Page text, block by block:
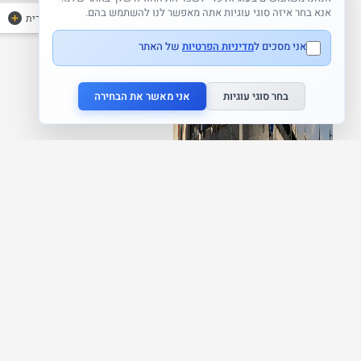
בוויז לכניסה האחוריתאנא בחר איזה סוגי עוגיות אתה מאפשר לנו להשתמש בהם.
אני מסכים למדיניות הפרטיות של האתר
בחר סוגי עוגיות אני מאשר את הבחירה